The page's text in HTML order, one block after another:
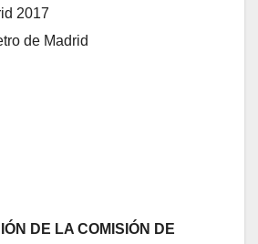
2017
de Madrid
DE LA COMISIÓN DE